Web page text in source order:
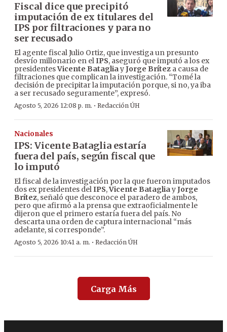
Fiscal dice que precipitó
imputación de ex titulares del
IPS por filtraciones y para no
ser recusado
El agente fiscal Julio Ortiz, que investiga un presunto
desvío millonario en elIPS, aseguró que imputó a los ex
presidentesVicente BatagliayJorge Brítez a causa de
filtraciones que complican la investigación. “Tomé la
decisión de precipitar la imputación porque, si no, ya iba
a ser recusado seguramente”, expresó.
Agosto 5, 2026 12:08 p. m. · Redacción ÚH
Nacionales
IPS: Vicente Bataglia estaría
fuera del país, según fiscal que
lo imputó
El fiscal de la investigación por la que fueron imputados
dos ex presidentes delIPS,Vicente BatagliayJorge
Brítez, señaló que desconoce el paradero de ambos,
pero que afirmó a la prensa que extraoficialmente le
dijeron que el primero estaría fuera del país. No
descarta una orden de captura internacional “más
adelante, si corresponde”.
Agosto 5, 2026 10:41 a. m. · Redacción ÚH
Carga Más